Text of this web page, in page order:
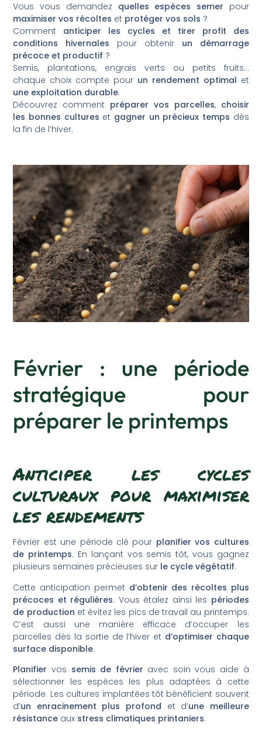
Vous vous demandez quelles espèces semer pour
maximiser vos récoltes et protéger vos sols ?
Comment anticiper les cycles et tirer profit des
conditions hivernales pour obtenir un démarrage
précoce et productif ?
Semis, plantations, engrais verts ou petits fruits…
chaque choix compte pour un rendement optimal et
une exploitation durable.
Découvrez comment préparer vos parcelles, choisir
les bonnes cultures et gagner un précieux temps dès
la fin de l’hiver.
Février : une période
stratégique pour
préparer le printemps
Anticiper les cycles
culturaux pour maximiser
les rendements
Février est une période clé pour planifier vos cultures
de printemps. En lançant vos semis tôt, vous gagnez
plusieurs semaines précieuses sur le cycle végétatif.
Cette anticipation permet d’obtenir des récoltes plus
précoces et régulières. Vous étalez ainsi les périodes
de production et évitez les pics de travail au printemps.
C’est aussi une manière efficace d’occuper les
parcelles dès la sortie de l’hiver et d’optimiser chaque
surface disponible.
Planifier vos semis de février avec soin vous aide à
sélectionner les espèces les plus adaptées à cette
période. Les cultures implantées tôt bénéficient souvent
d’un enracinement plus profond et d’une meilleure
résistance aux stress climatiques printaniers.